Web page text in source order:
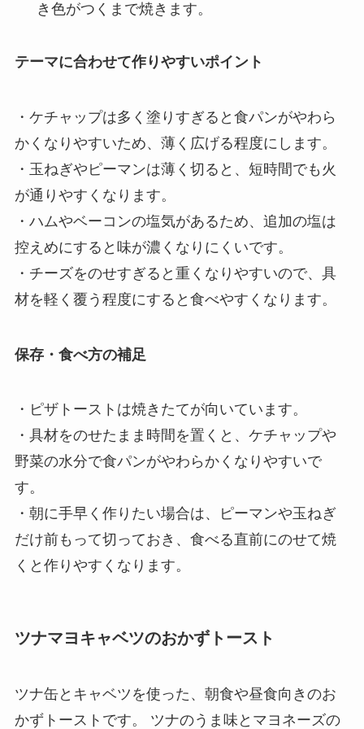
き色がつくまで焼きます。
テーマに合わせて作りやすいポイント
・ケチャップは多く塗りすぎると食パンがやわら
かくなりやすいため、薄く広げる程度にします。
・玉ねぎやピーマンは薄く切ると、短時間でも火
が通りやすくなります。
・ハムやベーコンの塩気があるため、追加の塩は
控えめにすると味が濃くなりにくいです。
・チーズをのせすぎると重くなりやすいので、具
材を軽く覆う程度にすると食べやすくなります。
保存・食べ方の補足
・ピザトーストは焼きたてが向いています。
・具材をのせたまま時間を置くと、ケチャップや
野菜の水分で食パンがやわらかくなりやすいで
す。
・朝に手早く作りたい場合は、ピーマンや玉ねぎ
だけ前もって切っておき、食べる直前にのせて焼
くと作りやすくなります。
ツナマヨキャベツのおかずトースト
ツナ缶とキャベツを使った、朝食や昼食向きのお
かずトーストです。 ツナのうま味とマヨネーズの